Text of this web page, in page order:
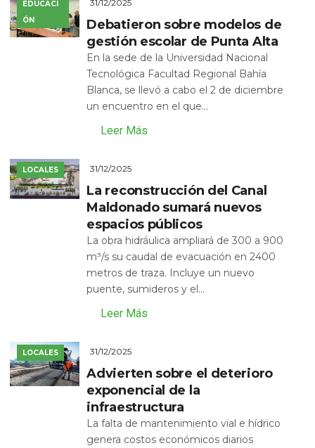
EDUCACI
ÓN
31/12/2025
Debatieron sobre modelos de
gestión escolar de Punta Alta
En la sede de la Universidad Nacional
Tecnológica Facultad Regional Bahía
Blanca, se llevó a cabo el 2 de diciembre
un encuentro en el que...
Leer Más
LOCALES 31/12/2025
La reconstrucción del Canal
Maldonado sumará nuevos
espacios públicos
La obra hidráulica ampliará de 300 a 900
m³/s su caudal de evacuación en 2400
metros de traza. Incluye un nuevo
puente, sumideros y el...
Leer Más
LOCALES 31/12/2025
Advierten sobre el deterioro
exponencial de la
infraestructura
La falta de mantenimiento vial e hídrico
genera costos económicos diarios